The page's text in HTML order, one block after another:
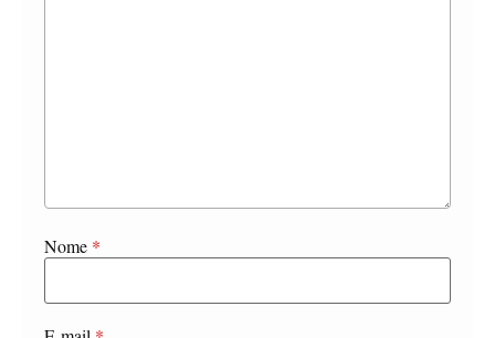
Nome *